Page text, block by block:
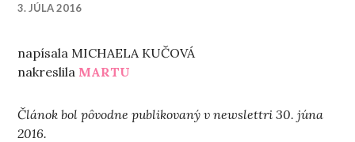
3. JÚLA 2016
napísala MICHAELA KUČOVÁ
nakreslila MARTU
Článok bol pôvodne publikovaný v newslettri 30. júna
2016.